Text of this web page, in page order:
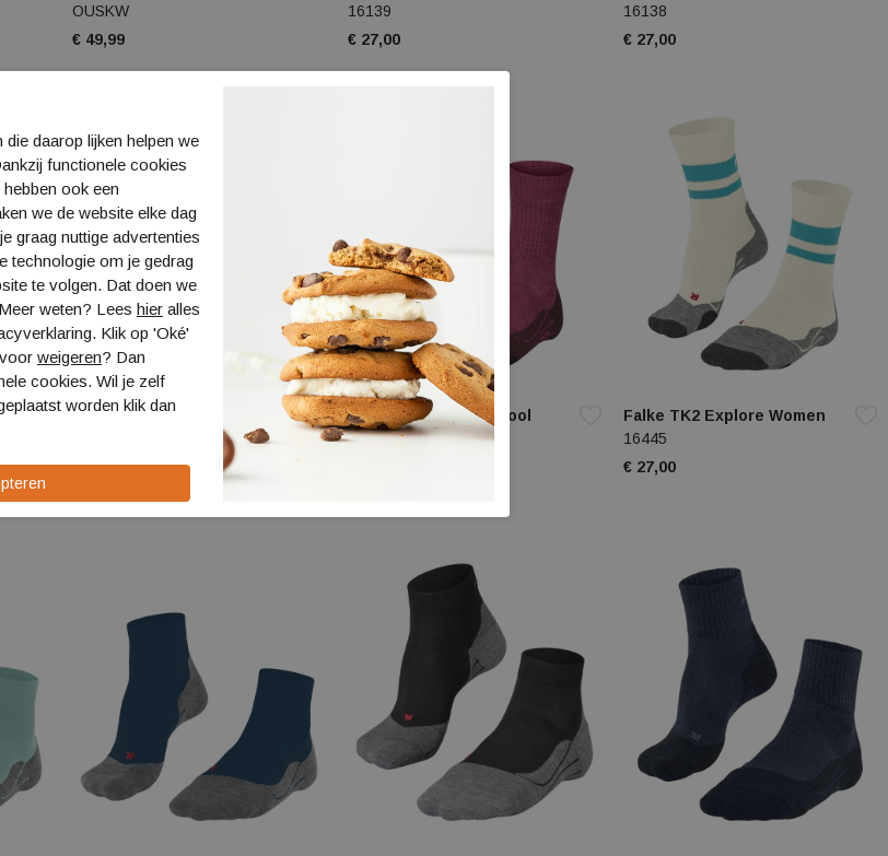
OUSKW
€ 49,99
16139
€ 27,00
16138
€ 27,00
Falke TK2 Explore Women
€ 27,00
Falke TK2 Explore Wool
Women
Falke TK2 Explore Women
16445
€ 27,00
daarop lijken helpen we
functionele cookies
ook een
we de website elke dag
graag nuttige advertenties
technologie om je gedrag
te volgen. Dat doen we
weten? Lees hier alles
Klik op 'Oké'
weigeren? Dan
cookies. Wil je zelf
worden klik dan